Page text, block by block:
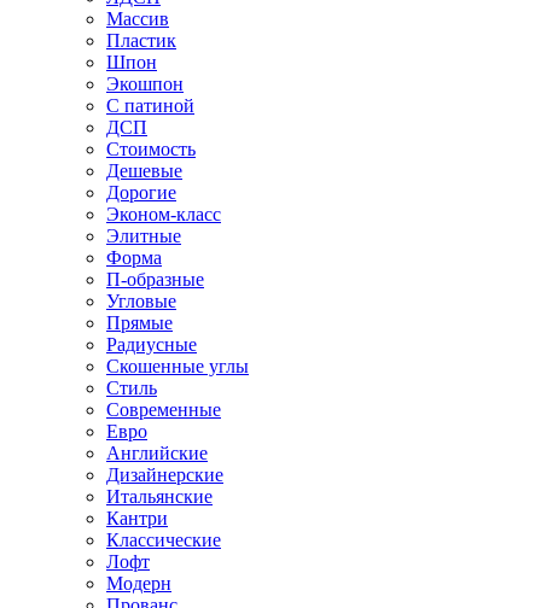
Массив
Пластик
Шпон
Экошпон
С патиной
ДСП
Стоимость
Дешевые
Дорогие
Эконом-класс
Элитные
Форма
П-образные
Угловые
Прямые
Радиусные
Скошенные углы
Стиль
Современные
Евро
Английские
Дизайнерские
Итальянские
Кантри
Классические
Лофт
Модерн